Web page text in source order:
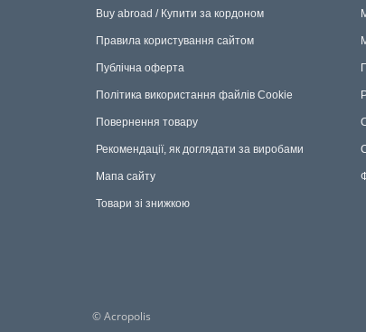
Buy abroad / Купити за кордоном
Правила користування сайтом
Публічна оферта
Політика використання файлів Cookie
Повернення товару
Рекомендації, як доглядати за виробами
Мапа сайту
Товари зі знижкою
© Acropolis